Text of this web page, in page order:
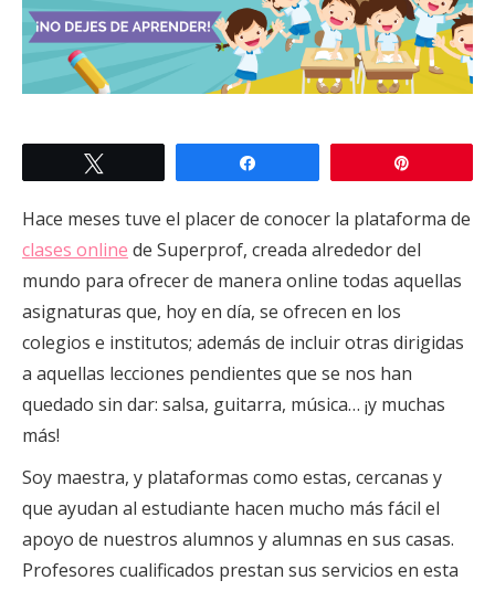
Hace meses tuve el placer de conocer la plataforma de
clases online de Superprof, creada alrededor del
mundo para ofrecer de manera online todas aquellas
asignaturas que, hoy en día, se ofrecen en los
colegios e institutos; además de incluir otras dirigidas
a aquellas lecciones pendientes que se nos han
quedado sin dar: salsa, guitarra, música… ¡y muchas
más!
Soy maestra, y plataformas como estas, cercanas y
que ayudan al estudiante hacen mucho más fácil el
apoyo de nuestros alumnos y alumnas en sus casas.
Profesores cualificados prestan sus servicios en esta